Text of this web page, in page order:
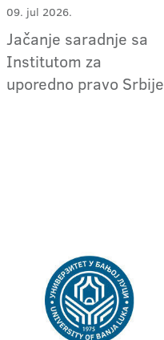
09. jul 2026.
Jačanje saradnje sa
Institutom za
uporedno pravo Srbije